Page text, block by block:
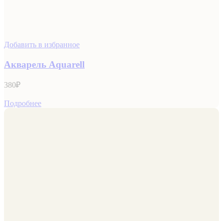
Добавить в избранное
Акварель Aquarell
380₽
Подробнее